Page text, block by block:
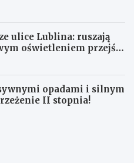
ulice Lublina: ruszają
oświetleniem przejść
opadami i silnym
II stopnia!